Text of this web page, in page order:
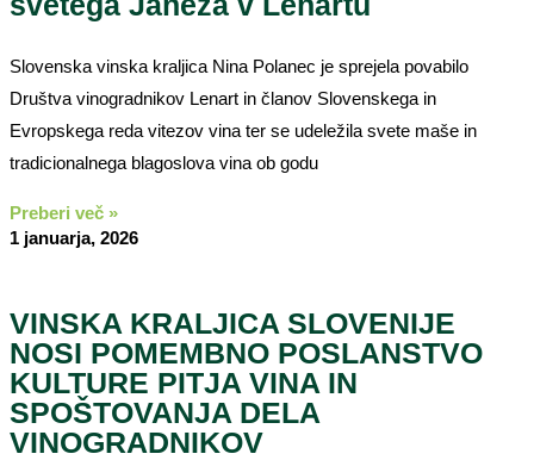
Slovenska vinska kraljica Nina Polanec je sprejela povabilo
Društva vinogradnikov Lenart in članov Slovenskega in
Evropskega reda vitezov vina ter se udeležila svete maše in
tradicionalnega blagoslova vina ob godu
Preberi več »
1 januarja, 2026
VINSKA KRALJICA SLOVENIJE
NOSI POMEMBNO POSLANSTVO
KULTURE PITJA VINA IN
SPOŠTOVANJA DELA
VINOGRADNIKOV